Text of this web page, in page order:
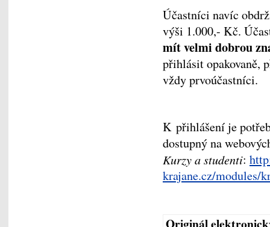
Účastníci navíc
výši 1.000,- Kč.
mít velmi dobrou
přihlásit opakovaně,
vždy prvoúčastníci.
K přihlášení je
dostupný na
Kurzy a studenti:
krajane.cz/modules/